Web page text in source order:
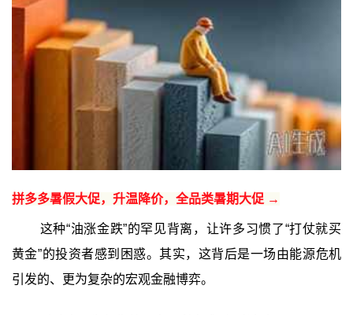
拼多多暑假大促，升温降价，全品类暑期大促 →
这种“油涨金跌”的罕见背离，让许多习惯了“打仗就买
黄金”的投资者感到困惑。其实，这背后是一场由能源危机
引发的、更为复杂的宏观金融博弈。